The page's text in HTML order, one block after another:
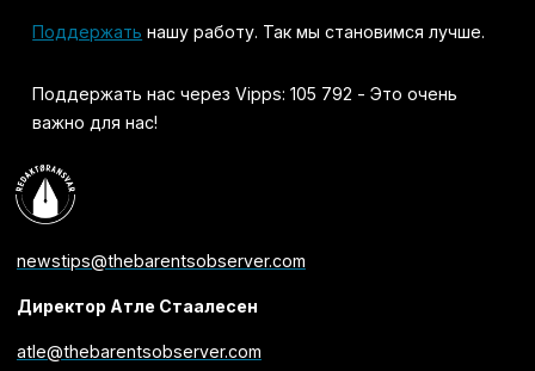
Поддержать нашу работу. Так мы становимся лучше.
Поддержать нас через Vipps: 105 792 - Это очень
важно для нас!
newstips@thebarentsobserver.com
Директор Атле Стаалесен
atle@thebarentsobserver.com